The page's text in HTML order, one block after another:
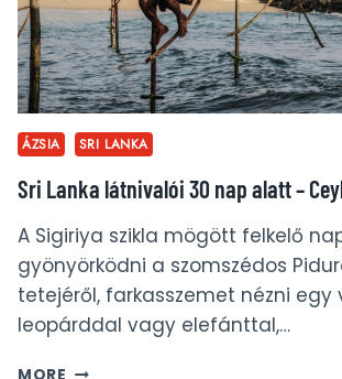
ÁZSIA SRI LANKA
Sri Lanka látnivalói 30 nap alatt –
A Sigiriya szikla mögött felkelő
gyönyörködni a szomszédos
tetejéről, farkasszemet nézni egy
leopárddal vagy elefánttal,…
SRI